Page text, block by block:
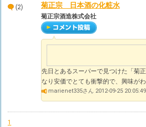
(2) 菊正宗 日本酒の化粧水
菊正宗酒造株式会社
先日とあるスーパーで見つけた「菊
なり安価でとても衝撃的で、興味が
marienet335さん 2012-09-25 20:05:49
1